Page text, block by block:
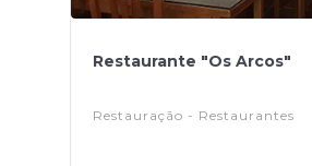
Restaurante "Os Arcos"
Restauração - Restaurantes